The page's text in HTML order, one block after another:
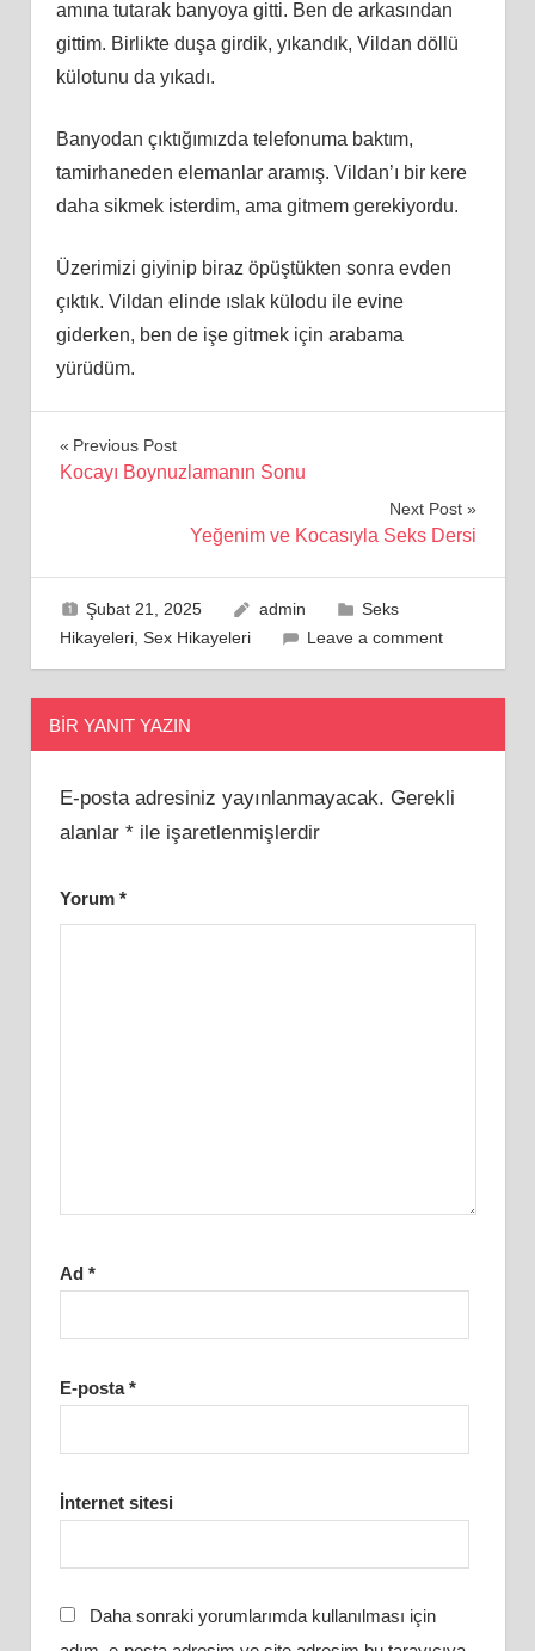
amına tutarak banyoya gitti. Ben de arkasından
gittim. Birlikte duşa girdik, yıkandık, Vildan döllü
külotunu da yıkadı.
Banyodan çıktığımızda telefonuma baktım,
tamirhaneden elemanlar aramış. Vildan’ı bir kere
daha sikmek isterdim, ama gitmem gerekiyordu.
Üzerimizi giyinip biraz öpüştükten sonra evden
çıktık. Vildan elinde ıslak külodu ile evine
giderken, ben de işe gitmek için arabama
yürüdüm.
Yazı
Previous Post
Kocayı Boynuzlamanın Sonu
Next Post
Yeğenim ve Kocasıyla Seks Dersi
Şubat 21, 2025 admin
Seks
Hikayeleri, Sex Hikayeleri Leave a comment
BIR YANIT YAZIN
E-posta adresiniz yayınlanmayacak. Gerekli
alanlar *ile işaretlenmişlerdir
Yorum *
Ad *
E-posta*
İnternet sitesi
Daha sonraki yorumlarımda kullanılması için